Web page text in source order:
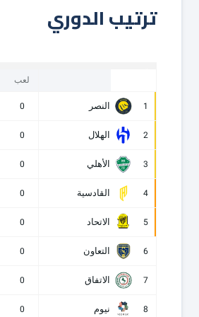
ترتيب الدوري
لعب
1 النصر 0
2 الهلال 0
3 الأهلي 0
4 القادسية 0
5 الاتحاد 0
6 التعاون 0
7 الاتفاق 0
8 نيوم 0